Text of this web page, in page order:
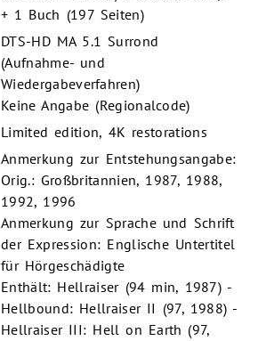
+ 1 Buch (197 Seiten)
DTS-HD MA 5.1 Surrond
(Aufnahme- und
Wiedergabeverfahren)
Keine Angabe (Regionalcode)
Limited edition, 4K restorations
Anmerkung zur Entstehungsangabe:
Orig.: Großbritannien, 1987, 1988,
1992, 1996
Anmerkung zur Sprache und Schrift
der Expression: Englische Untertitel
für Hörgeschädigte
Enthält: Hellraiser (94 min, 1987) -
Hellbound: Hellraiser II (97, 1988) -
Hellraiser III: Hell on Earth (97,